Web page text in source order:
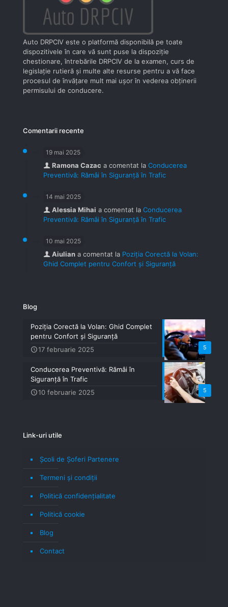
Auto DRPCIV este o platformă disponibilă pe toate
dispozitivele în care vă sunt puse la dispoziţie
chestionare, întrebările DRPCIV de la examen, curs de
legislaţie rutieră şi multe alte resurse pentru a vă face
procesul de învăţare mult mai uşor în vederea obţinerii
permisului de conducere.
Comentarii recente
19 mai 2025
Ramona Cazac a comentat la Conducerea
Preventivă: Rămâi în Siguranță în Trafic
14 mai 2025
Alessia Mihai a comentat la Conducerea
Preventivă: Rămâi în Siguranță în Trafic
10 mai 2025
Aiulian a comentat la Poziția Corectă la Volan:
Ghid Complet pentru Confort și Siguranță
Blog
5
Poziția Corectă la Volan: Ghid Complet
pentru Confort și Siguranță
17 februarie 2025
5
Conducerea Preventivă: Rămâi în
Siguranță în Trafic
10 februarie 2025
Link-uri utile
Școli de Șoferi Partenere
Termeni şi condiţii
Politică confidenţialitate
Politică cookie
Blog
Contact